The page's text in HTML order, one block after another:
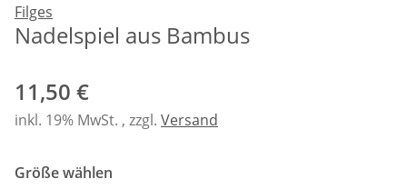
Filges
Nadelspiel aus Bambus
11,50 €
inkl. 19% MwSt. , zzgl. Versand
Größe wählen